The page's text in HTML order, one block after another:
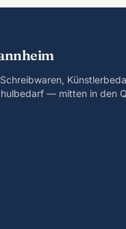
— mitten in den